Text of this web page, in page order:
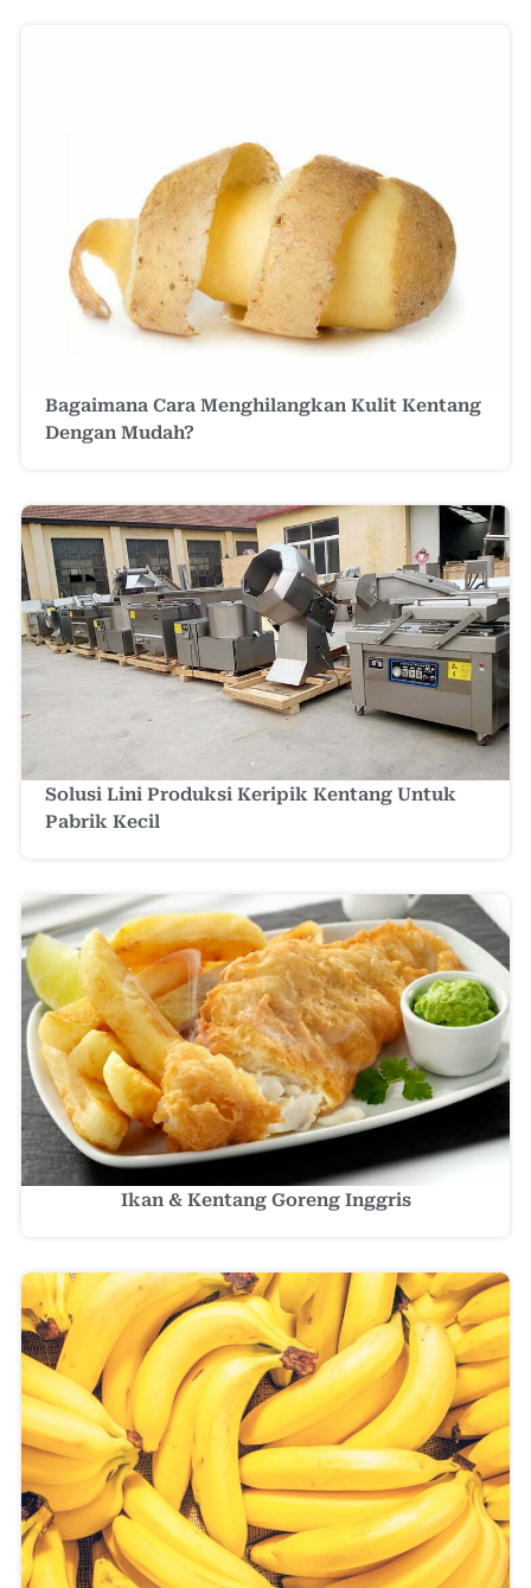
Bagaimana Cara Menghilangkan Kulit Kentang
Dengan Mudah?
Solusi Lini Produksi Keripik Kentang Untuk
Pabrik Kecil
Ikan & Kentang Goreng Inggris